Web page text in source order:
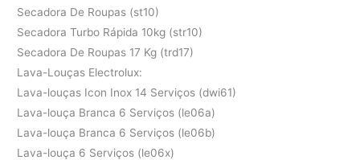
Secadora De Roupas (st10)
Secadora Turbo Rápida 10kg (str10)
Secadora De Roupas 17 Kg (trd17)
Lava-Louças Electrolux:
Lava-louças Icon Inox 14 Serviços (dwi61)
Lava-louça Branca 6 Serviços (le06a)
Lava-louça Branca 6 Serviços (le06b)
Lava-louça 6 Serviços (le06x)